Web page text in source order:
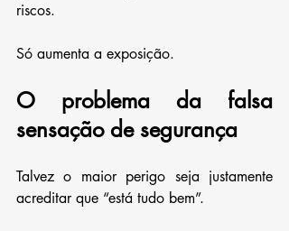
riscos.
Só aumenta a exposição.
O problema da falsa
sensação de segurança
Talvez o maior perigo seja justamente
acreditar que “está tudo bem”.